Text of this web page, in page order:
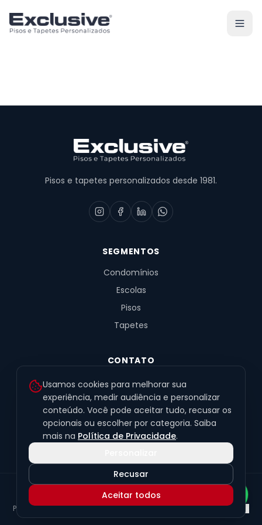
Pisos e tapetes personalizados desde 1981.
SEGMENTOS
Condomínios
Escolas
Pisos
Tapetes
CONTATO
R. Fernandes de Barros, 491, Sala 4
Alto da XV · Curitiba/PR · 80040-060
(41) 99201-6050
contato@exclusivetapetes.com.br
© 2026 Exclusive Pisos e Tapetes Personalizados
45.563.259/0001-89
Política de PrivacidadeTermos de UsoLGPDPreferências de cookies
Usamos cookies para melhorar sua
experiência, medir audiência e personalizar
conteúdo. Você pode aceitar tudo, recusar os
opcionais ou escolher por categoria. Saiba
mais na Política de Privacidade.
Recusar
Aceitar todos